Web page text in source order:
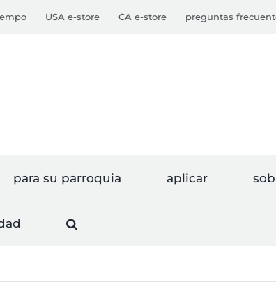
USA e-store CA e-store preguntas
para su parroquia aplicar